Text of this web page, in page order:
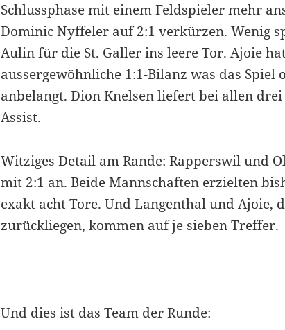
Schlussphase mit einem Feldspieler mehr
Dominic Nyffeler auf 2:1 verkürzen. Wenig
Aulin für die St. Galler ins leere Tor. Ajoie
aussergewöhnliche 1:1-Bilanz was das Spiel
anbelangt. Dion Knelsen liefert bei allen
Assist.
Witziges Detail am Rande: Rapperswil und
mit 2:1 an. Beide Mannschaften erzielten
exakt acht Tore. Und Langenthal und Ajoie,
zurückliegen, kommen auf je sieben Treffer.
Und dies ist das Team der Runde: